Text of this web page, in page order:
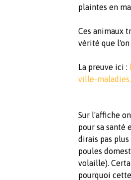
plaintes en
Ces animaux
vérité que l'on
La preuve ici :
ville-
Sur l'affiche
pour sa santé
dirais pas
poules
volaille).
pourquoi